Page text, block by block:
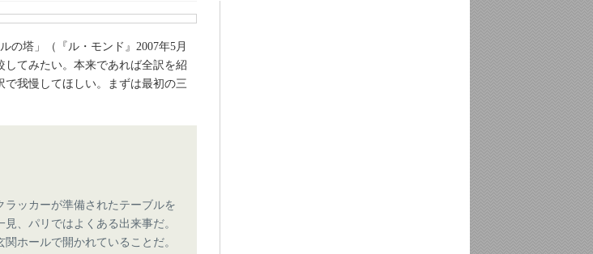
の塔」（『ル・モンド』2007年5月
てみたい。本来であれば全訳を紹
我慢してほしい。まずは最初の三
ッカーが準備されたテーブルを
、パリではよくある出来事だ。
ホールで開かれていることだ。